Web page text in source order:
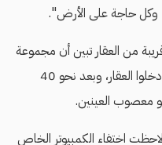
وكل حاجة على الأرض".
من العقار تبين أن مجموعة
من الأشخاص في سيارتين ميكروباص دخلوا العقار، وبعد نحو 40
معصوب العينين.
اختفاء الكمبيوتر الخاص